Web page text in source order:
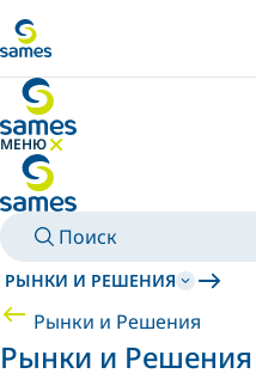
МЕНЮ
СКРЫТЬ МЕНЮ
Поиск
РЫНКИ И РЕШЕНИЯ
Рынки и Решения
Рынки и Решения